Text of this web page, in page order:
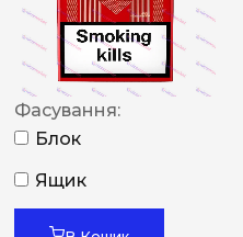
Фасування:
Блок
Ящик